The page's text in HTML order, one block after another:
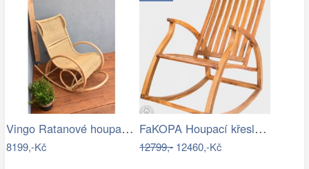
Vingo Ratanové houpací křeslo
8199,-Kč
FaKOPA Houpací křeslo dřevěné teak…
12799,-12460,-Kč